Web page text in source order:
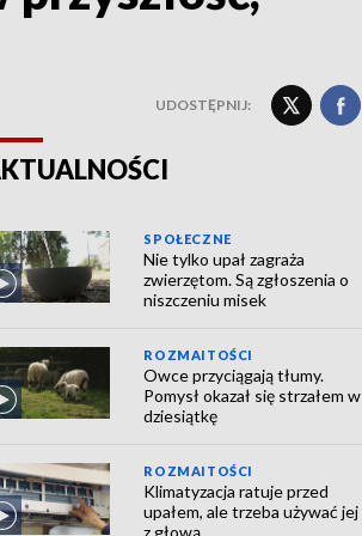
UDOSTĘPNIJ:
SPOŁECZNE
Nie tylko upał zagraża
zwierzętom. Są zgłoszenia o
niszczeniu misek
ROZMAITOŚCI
Owce przyciągają tłumy.
Pomysł okazał się strzałem w
dziesiątkę
ROZMAITOŚCI
Klimatyzacja ratuje przed
upałem, ale trzeba używać jej
z głową